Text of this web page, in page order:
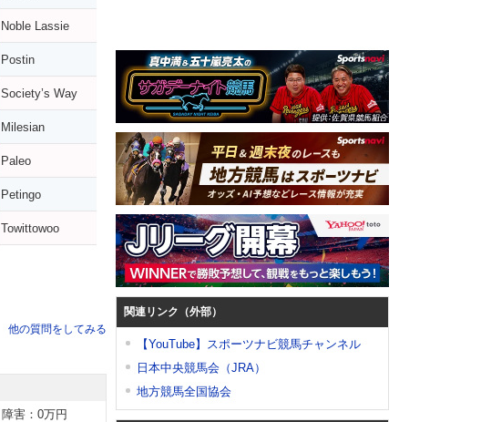
Noble Lassie
Postin
Society’s Way
Milesian
Paleo
Petingo
Towittowoo
他の質問をしてみる
障害：0万円
関連リンク（外部）
【YouTube】スポーツナビ競馬チャンネル
日本中央競馬会（JRA）
地方競馬全国協会